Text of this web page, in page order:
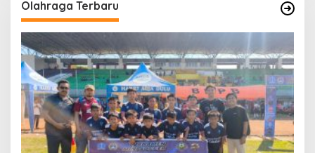
Olahraga Terbaru